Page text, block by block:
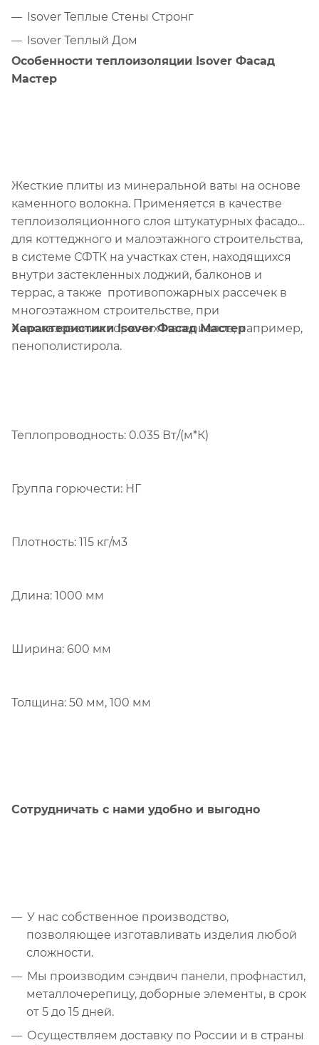
Isover Теплые Стены Стронг
Isover Теплый Дом
Особенности теплоизоляции Isover Фасад
Мастер
Жесткие плиты из минеральной ваты на основе
каменного волокна. Применяется в качестве
теплоизоляционного слоя штукатурных фасадов
для коттеджного и малоэтажного строительства,
в системе СФТК на участках стен, находящихся
внутри застекленных лоджий, балконов и
террас, а также противопожарных рассечек в
многоэтажном строительстве, при
использовании горючих материалов, например,
пенополистирола.
Характеристики Isover Фасад Мастер
Теплопроводность: 0.035 Вт/(м*К)
Группа горючести: НГ
Плотность: 115 кг/м3
Длина: 1000 мм
Ширина: 600 мм
Толщина: 50 мм, 100 мм
Сотрудничать с нами удобно и выгодно
У нас собственное производство,
позволяющее изготавливать изделия любой
сложности.
Мы производим сэндвич панели, профнастил,
металлочерепицу, доборные элементы, в срок
от 5 до 15 дней.
Осуществляем доставку по России и в страны